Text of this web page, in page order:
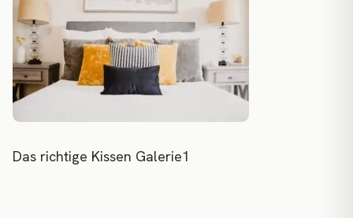
Das richtige Kissen Galerie1